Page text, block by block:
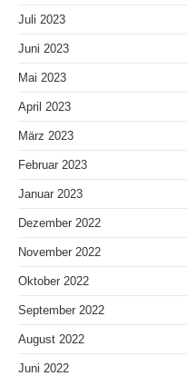
Juli 2023
Juni 2023
Mai 2023
April 2023
März 2023
Februar 2023
Januar 2023
Dezember 2022
November 2022
Oktober 2022
September 2022
August 2022
Juni 2022